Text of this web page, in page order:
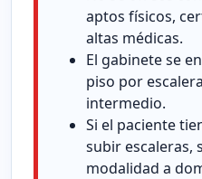
aptos físicos,
altas médicas.
El gabinete se
piso por
intermedio.
Si el paciente
subir escaleras,
modalidad a